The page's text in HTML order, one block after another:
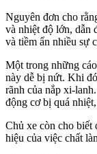
Nguyên đơn cho
và nhiệt độ lớn, dẫn
và tiềm ẩn nhiều sự
Một trong những
này dễ bị nứt. Khi
rãnh của nắp xi-
động cơ bị quá
Chủ xe còn cho biết
hiệu của việc chất